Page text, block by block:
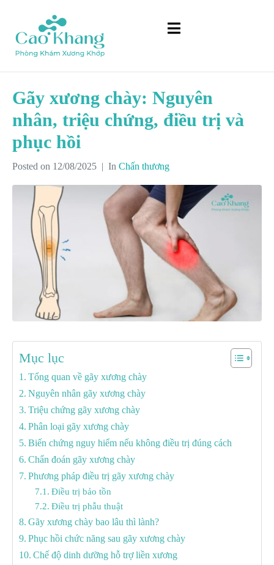
Gãy xương chày: Nguyên
nhân, triệu chứng, điều trị và
phục hồi
Posted on 12/08/2025 In Chấn thương
Mục lục
Tổng quan về gãy xương chày
Nguyên nhân gãy xương chày
Triệu chứng gãy xương chày
Phân loại gãy xương chày
Biến chứng nguy hiểm nếu không điều trị đúng cách
Chẩn đoán gãy xương chày
Phương pháp điều trị gãy xương chày
Điều trị bảo tồn
Điều trị phẫu thuật
Gãy xương chày bao lâu thì lành?
Phục hồi chức năng sau gãy xương chày
Chế độ dinh dưỡng hỗ trợ liền xương